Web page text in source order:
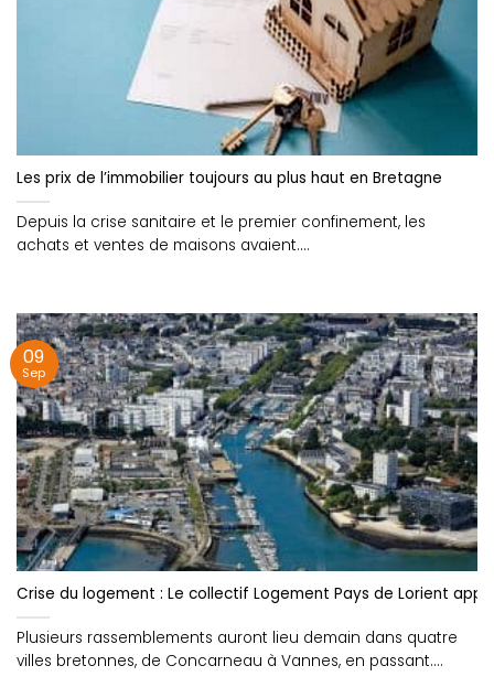
Les prix de l’immobilier toujours au plus haut en Bretagne
Depuis la crise sanitaire et le premier confinement, les
achats et ventes de maisons avaient....
Crise du logement : Le collectif Logement Pays de Lorient
Plusieurs rassemblements auront lieu demain dans quatre
villes bretonnes, de Concarneau à Vannes, en passant....
09
Sep